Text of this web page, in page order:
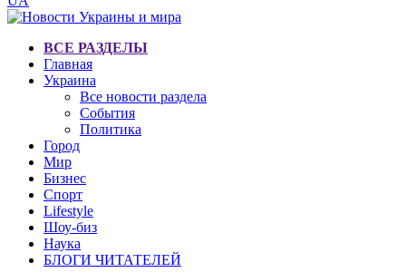
ВСЕ РАЗДЕЛЫ
Главная
Украина
Все новости раздела
События
Политика
Город
Мир
Бизнес
Спорт
Lifestyle
Шоу-биз
Наука
БЛОГИ ЧИТАТЕЛЕЙ